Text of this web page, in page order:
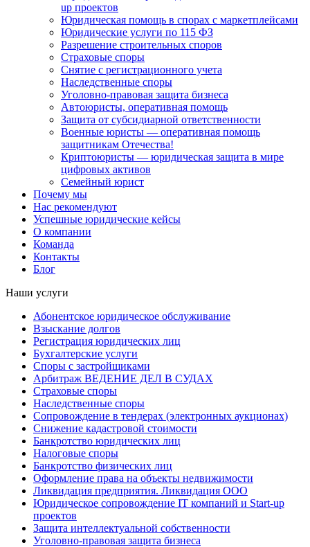
up проектов
Юридическая помощь в спорах с маркетплейсами
Юридические услуги по 115 ФЗ
Разрешение строительных споров
Страховые споры
Снятие с регистрационного учета
Наследственные споры
Уголовно-правовая защита бизнеса
Автоюристы, оперативная помощь
Защита от субсидиарной ответственности
Военные юристы — оперативная помощь
защитникам Отечества!
Криптоюристы — юридическая защита в мире
цифровых активов
Семейный юрист
Почему мы
Нас рекомендуют
Успешные юридические кейсы
О компании
Команда
Контакты
Блог
Наши услуги
Абонентское юридическое обслуживание
Взыскание долгов
Регистрация юридических лиц
Бухгалтерские услуги
Споры с застройщиками
Арбитраж ВЕДЕНИЕ ДЕЛ В СУДАХ
Страховые споры
Наследственные споры
Сопровождение в тендерах (электронных аукционах)
Снижение кадастровой стоимости
Банкротство юридических лиц
Налоговые споры
Банкротство физических лиц
Оформление права на объекты недвижимости
Ликвидация предприятия. Ликвидация ООО
Юридическое сопровождение IT компаний и Start-up
проектов
Защита интеллектуальной собственности
Уголовно-правовая защита бизнеса